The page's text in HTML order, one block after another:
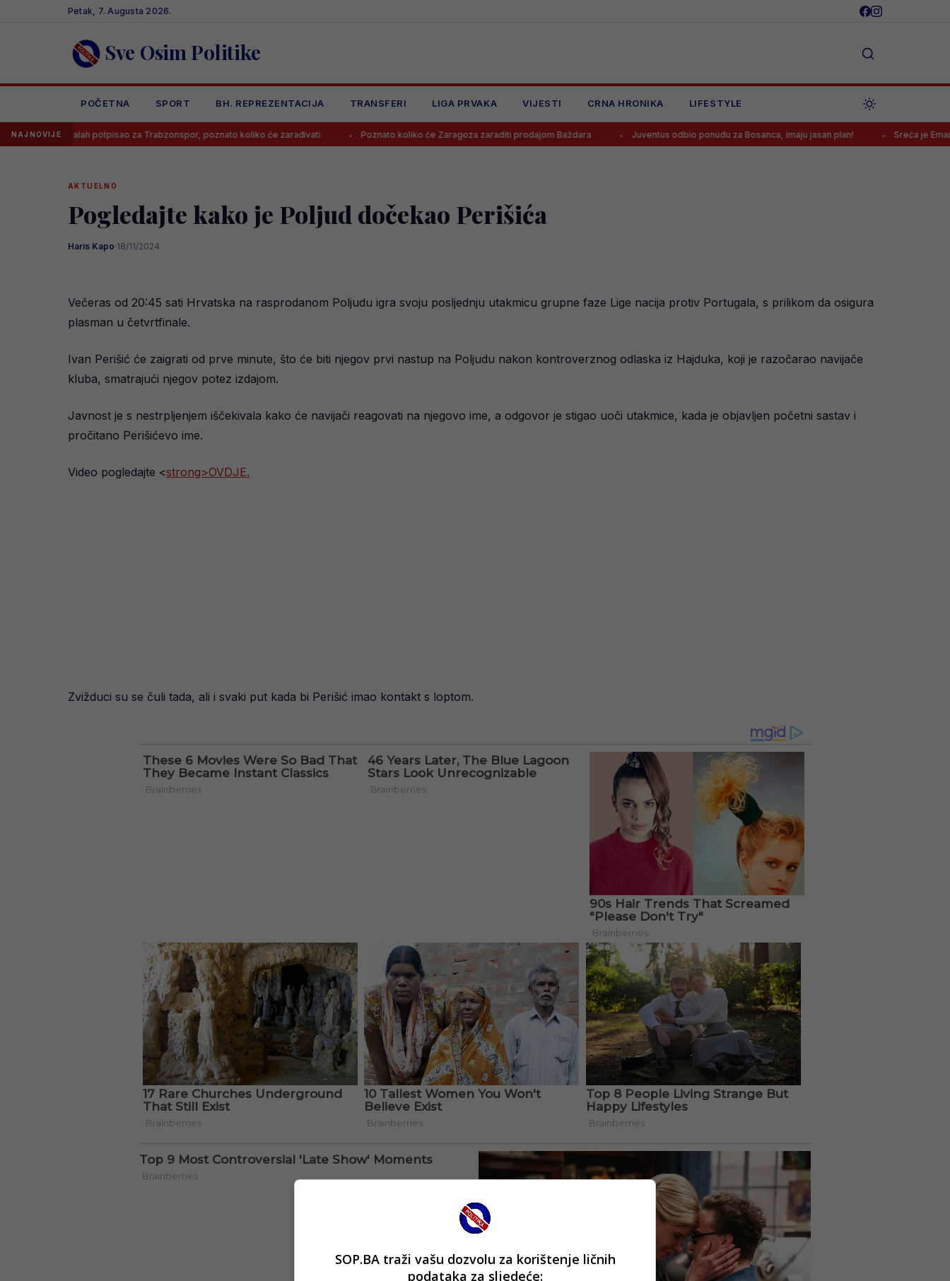
Petak, 7. Augusta 2026.
Sve Osim Politike
POČETNA SPORT BH. REPREZENTACIJA TRANSFERI LIGA PRVAKA VIJESTI CRNA HRONIKA LIFESTYLE
NAJNOVIJE
Salah potpisao za Trabzonspor, poznato koliko će zarađivati Poznato koliko će Zaragoza zaraditi prodajom Baždara Juventus odbio ponudu za Bosanca, imaju jasan plan! Sreća je Emanu Košpi
AKTUELNO
Pogledajte kako je Poljud dočekao Perišića
Haris Kapo·18/11/2024
Večeras od 20:45 sati Hrvatska na rasprodanom Poljudu igra svoju posljednju utakmicu grupne faze Lige nacija protiv Portugala, s prilikom da osigura
plasman u četvrtfinale.
Ivan Perišić će zaigrati od prve minute, što će biti njegov prvi nastup na Poljudu nakon kontroverznog odlaska iz Hajduka, koji je razočarao navijače
kluba, smatrajući njegov potez izdajom.
Javnost je s nestrpljenjem iščekivala kako će navijači reagovati na njegovo ime, a odgovor je stigao uoči utakmice, kada je objavljen početni sastav i
pročitano Perišićevo ime.
Video pogledajte <strong>OVDJE.
Zvižduci su se čuli tada, ali i svaki put kada bi Perišić imao kontakt s loptom.
SOP.BA traži vašu dozvolu za korištenje ličnih
podataka za sljedeće: